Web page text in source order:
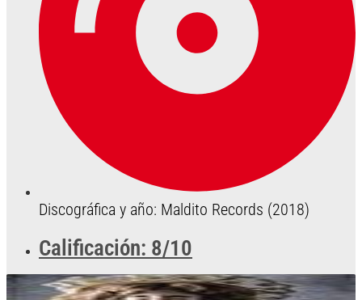
Discográfica y año: Maldito Records (2018)
Calificación: 8/10